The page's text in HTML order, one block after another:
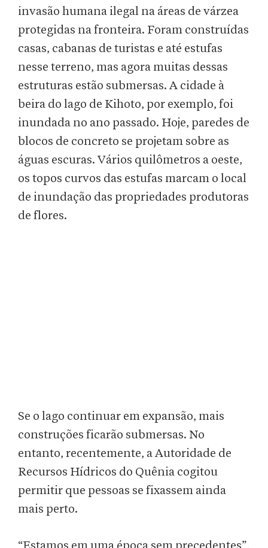
invasão humana ilegal na áreas de várzea
protegidas na fronteira. Foram construídas
casas, cabanas de turistas e até estufas
nesse terreno, mas agora muitas dessas
estruturas estão submersas. A cidade à
beira do lago de Kihoto, por exemplo, foi
inundada no ano passado. Hoje, paredes de
blocos de concreto se projetam sobre as
águas escuras. Vários quilômetros a oeste,
os topos curvos das estufas marcam o local
de inundação das propriedades produtoras
de flores.
Se o lago continuar em expansão, mais
construções ficarão submersas. No
entanto, recentemente, a Autoridade de
Recursos Hídricos do Quênia cogitou
permitir que pessoas se fixassem ainda
mais perto.